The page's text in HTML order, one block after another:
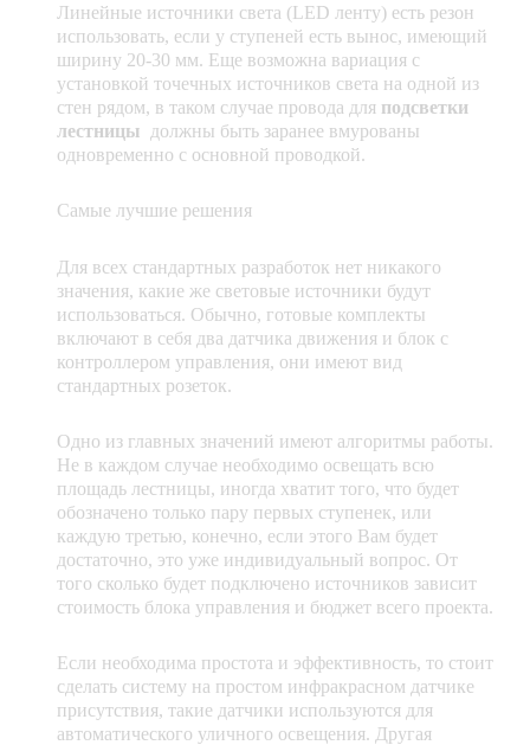
Линейные источники света (LED ленту) есть резон
использовать, если у ступеней есть вынос, имеющий
ширину 20-30 мм. Еще возможна вариация с
установкой точечных источников света на одной из
стен рядом, в таком случае провода для подсветки
лестницы
должны быть заранее вмурованы
одновременно с основной проводкой.
Самые лучшие решения
Для всех стандартных разработок нет никакого
значения, какие же световые источники будут
использоваться. Обычно, готовые комплекты
включают в себя два датчика движения и блок с
контроллером управления, они имеют вид
стандартных розеток.
Одно из главных значений имеют алгоритмы работы.
Не в каждом случае необходимо освещать всю
площадь лестницы, иногда хватит того, что будет
обозначено только пару первых ступенек, или
каждую третью, конечно, если этого Вам будет
достаточно, это уже индивидуальный вопрос. От
того сколько будет подключено источников зависит
стоимость блока управления и бюджет всего проекта.
Если необходима простота и эффективность, то стоит
сделать систему на простом инфракрасном датчике
присутствия, такие датчики используются для
автоматического уличного освещения. Другая